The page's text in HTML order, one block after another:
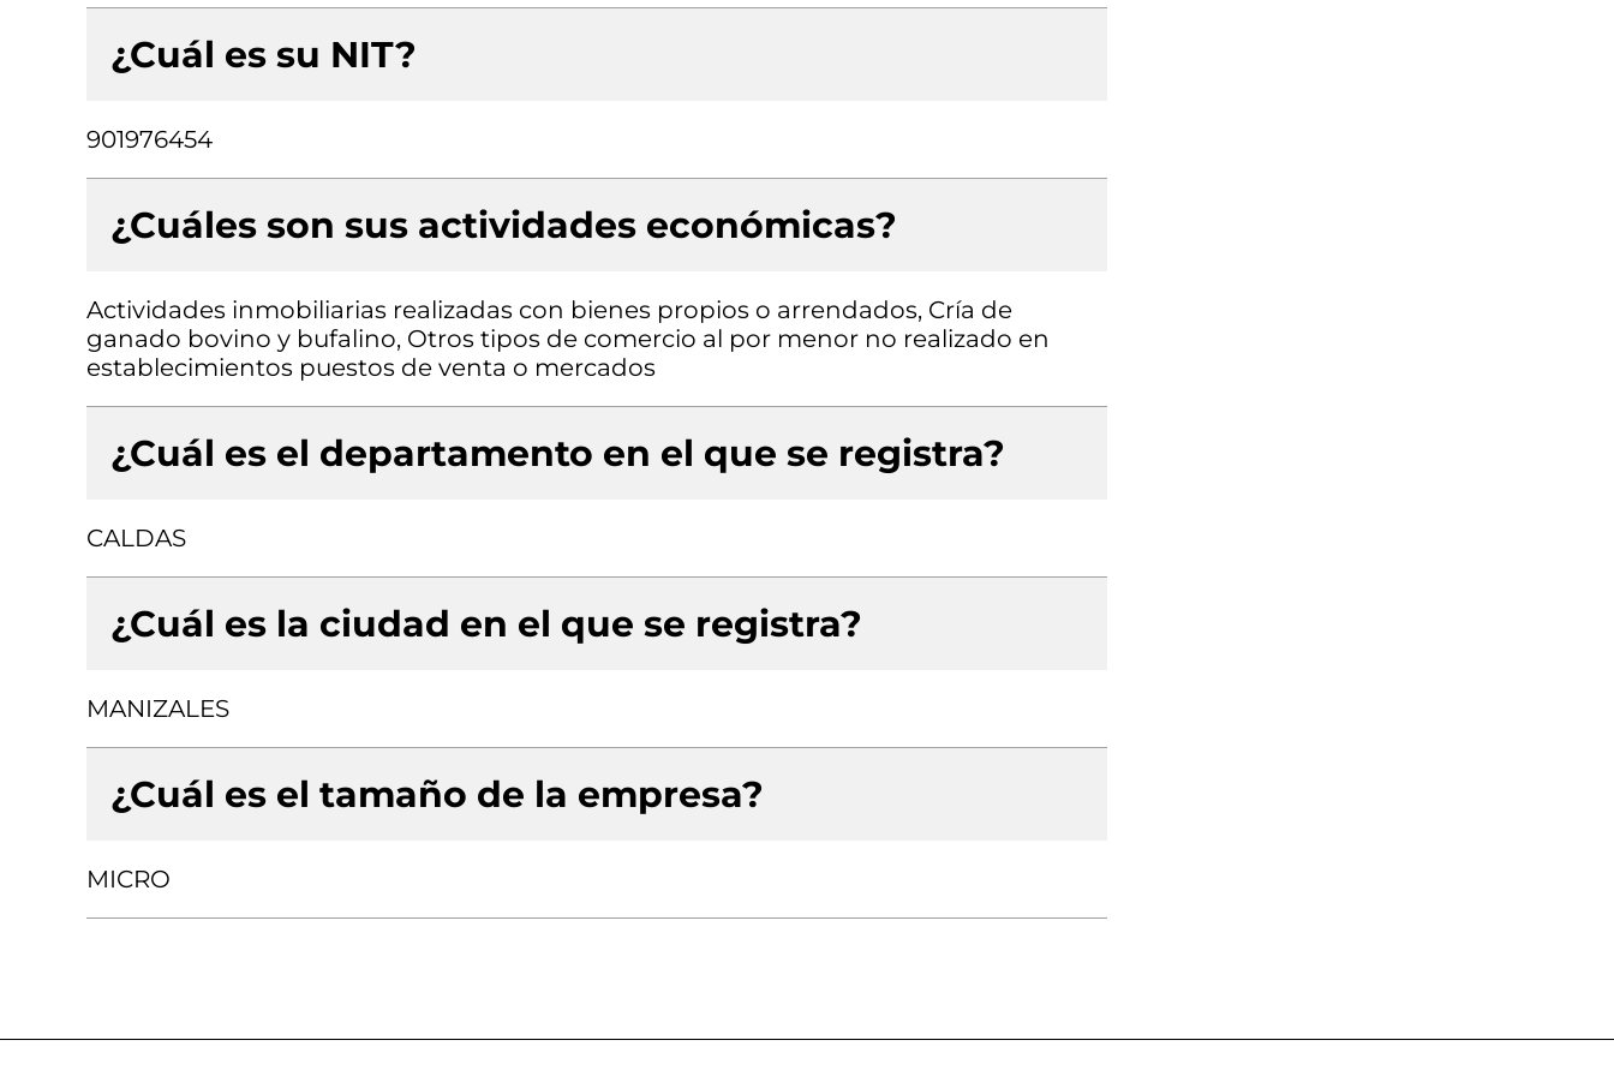
¿Cuál es su NIT?
901976454
¿Cuáles son sus actividades económicas?
Actividades inmobiliarias realizadas con bienes propios o arrendados, Cría de
ganado bovino y bufalino, Otros tipos de comercio al por menor no realizado en
establecimientos puestos de venta o mercados
¿Cuál es el departamento en el que se registra?
CALDAS
¿Cuál es la ciudad en el que se registra?
MANIZALES
¿Cuál es el tamaño de la empresa?
MICRO